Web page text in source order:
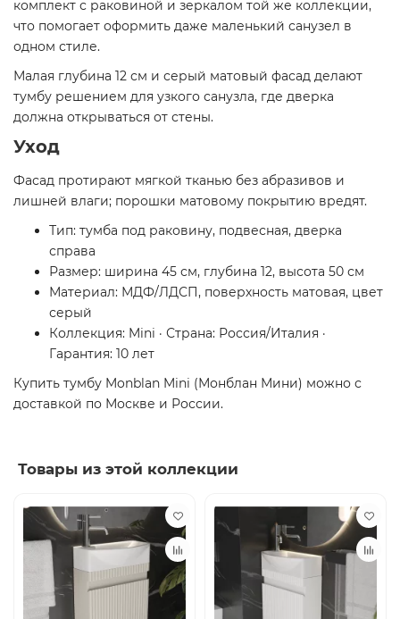
комплект с раковиной и зеркалом той же коллекции,
что помогает оформить даже маленький санузел в
одном стиле.
Малая глубина 12 см и серый матовый фасад делают
тумбу решением для узкого санузла, где дверка
должна открываться от стены.
Уход
Фасад протирают мягкой тканью без абразивов и
лишней влаги; порошки матовому покрытию вредят.
Тип: тумба под раковину, подвесная, дверка
справа
Размер: ширина 45 см, глубина 12, высота 50 см
Материал: МДФ/ЛДСП, поверхность матовая, цвет
серый
Коллекция: Mini · Страна: Россия/Италия ·
Гарантия: 10 лет
Купить тумбу Monblan Mini (Монблан Мини) можно с
доставкой по Москве и России.
Товары из этой коллекции